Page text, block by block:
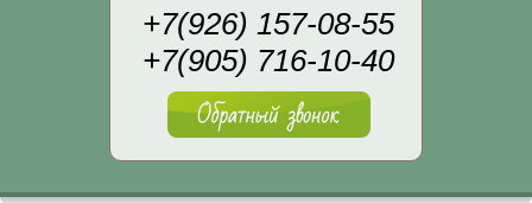
+7(926) 157-08-55
+7(905) 716-10-40